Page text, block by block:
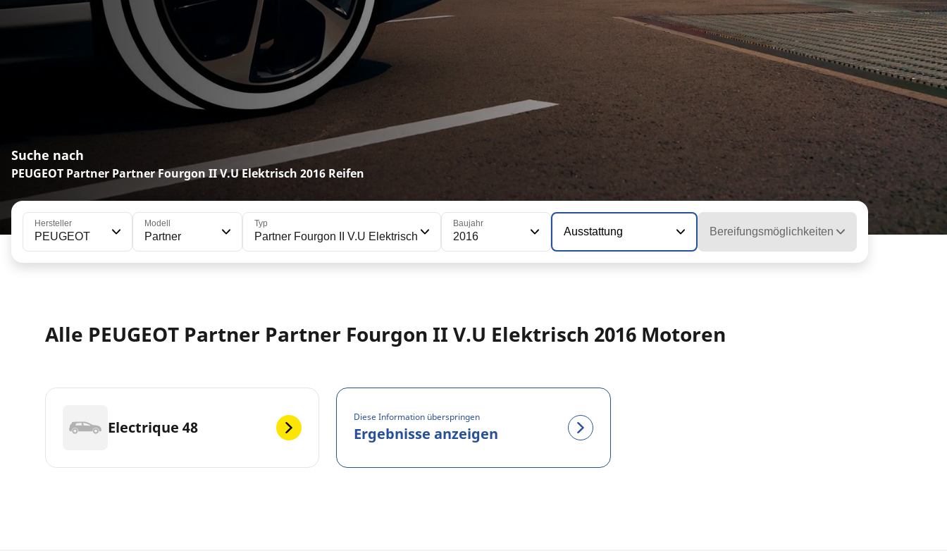
Suche nach
PEUGEOT Partner Partner Fourgon II V.U Elektrisch 2016 Reifen
Hersteller
PEUGEOT
Modell
Partner
Typ
Partner Fourgon II V.U Elektrisch
Baujahr
2016 Ausstattung Bereifungsmöglichkeiten
Alle PEUGEOT Partner Partner Fourgon II V.U Elektrisch 2016 Motoren
Electrique 48
Diese Information überspringen
Ergebnisse anzeigen